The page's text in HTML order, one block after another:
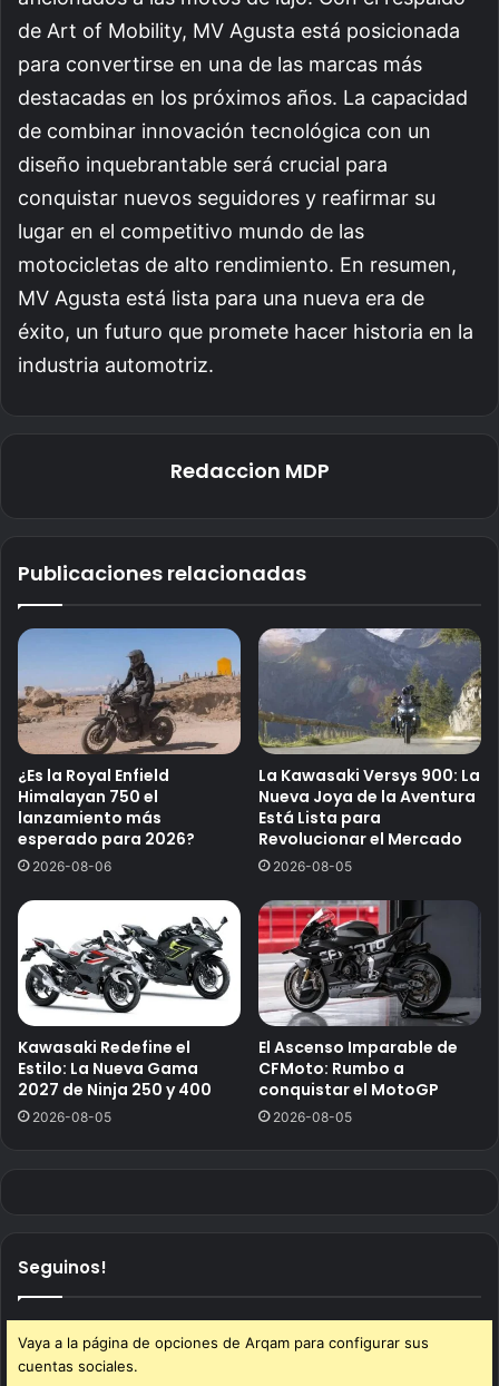
de Art of Mobility, MV Agusta está posicionada
para convertirse en una de las marcas más
destacadas en los próximos años. La capacidad
de combinar innovación tecnológica con un
diseño inquebrantable será crucial para
conquistar nuevos seguidores y reafirmar su
lugar en el competitivo mundo de las
motocicletas de alto rendimiento. En resumen,
MV Agusta está lista para una nueva era de
éxito, un futuro que promete hacer historia en la
industria automotriz.
Redaccion MDP
Publicaciones relacionadas
¿Es la Royal Enfield
Himalayan 750 el
lanzamiento más
esperado para 2026?
2026-08-06
La Kawasaki Versys 900: La
Nueva Joya de la Aventura
Está Lista para
Revolucionar el Mercado
2026-08-05
Kawasaki Redefine el
Estilo: La Nueva Gama
2027 de Ninja 250 y 400
2026-08-05
El Ascenso Imparable de
CFMoto: Rumbo a
conquistar el MotoGP
2026-08-05
Seguinos!
Vaya a la página de opciones de Arqam para configurar sus
cuentas sociales.